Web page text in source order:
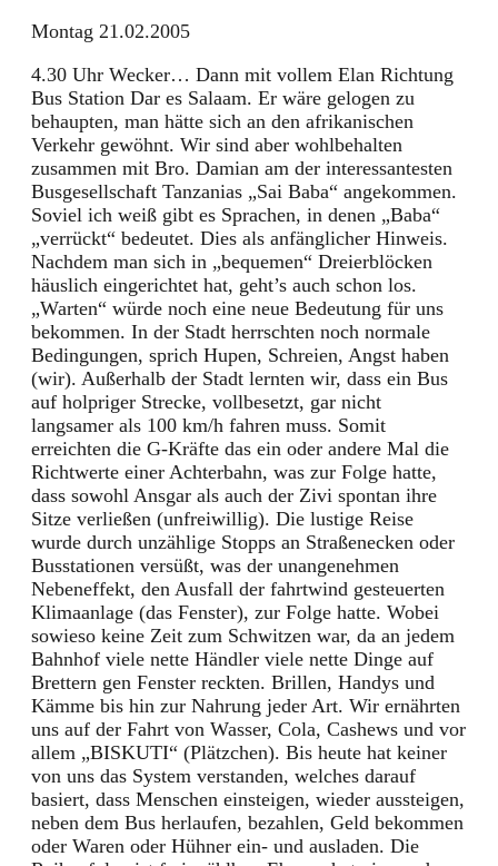
Montag 21.02.2005
4.30 Uhr Wecker… Dann mit vollem Elan Richtung
Bus Station Dar es Salaam. Er wäre gelogen zu
behaupten, man hätte sich an den afrikanischen
Verkehr gewöhnt. Wir sind aber wohlbehalten
zusammen mit Bro. Damian am der interessantesten
Busgesellschaft Tanzanias „Sai Baba“ angekommen.
Soviel ich weiß gibt es Sprachen, in denen „Baba“
„verrückt“ bedeutet. Dies als anfänglicher Hinweis.
Nachdem man sich in „bequemen“ Dreierblöcken
häuslich eingerichtet hat, geht’s auch schon los.
„Warten“ würde noch eine neue Bedeutung für uns
bekommen. In der Stadt herrschten noch normale
Bedingungen, sprich Hupen, Schreien, Angst haben
(wir). Außerhalb der Stadt lernten wir, dass ein Bus
auf holpriger Strecke, vollbesetzt, gar nicht
langsamer als 100 km/h fahren muss. Somit
erreichten die G-Kräfte das ein oder andere Mal die
Richtwerte einer Achterbahn, was zur Folge hatte,
dass sowohl Ansgar als auch der Zivi spontan ihre
Sitze verließen (unfreiwillig). Die lustige Reise
wurde durch unzählige Stopps an Straßenecken oder
Busstationen versüßt, was der unangenehmen
Nebeneffekt, den Ausfall der fahrtwind gesteuerten
Klimaanlage (das Fenster), zur Folge hatte. Wobei
sowieso keine Zeit zum Schwitzen war, da an jedem
Bahnhof viele nette Händler viele nette Dinge auf
Brettern gen Fenster reckten. Brillen, Handys und
Kämme bis hin zur Nahrung jeder Art. Wir ernährten
uns auf der Fahrt von Wasser, Cola, Cashews und vor
allem „BISKUTI“ (Plätzchen). Bis heute hat keiner
von uns das System verstanden, welches darauf
basiert, dass Menschen einsteigen, wieder aussteigen,
neben dem Bus herlaufen, bezahlen, Geld bekommen
oder Waren oder Hühner ein- und ausladen. Die